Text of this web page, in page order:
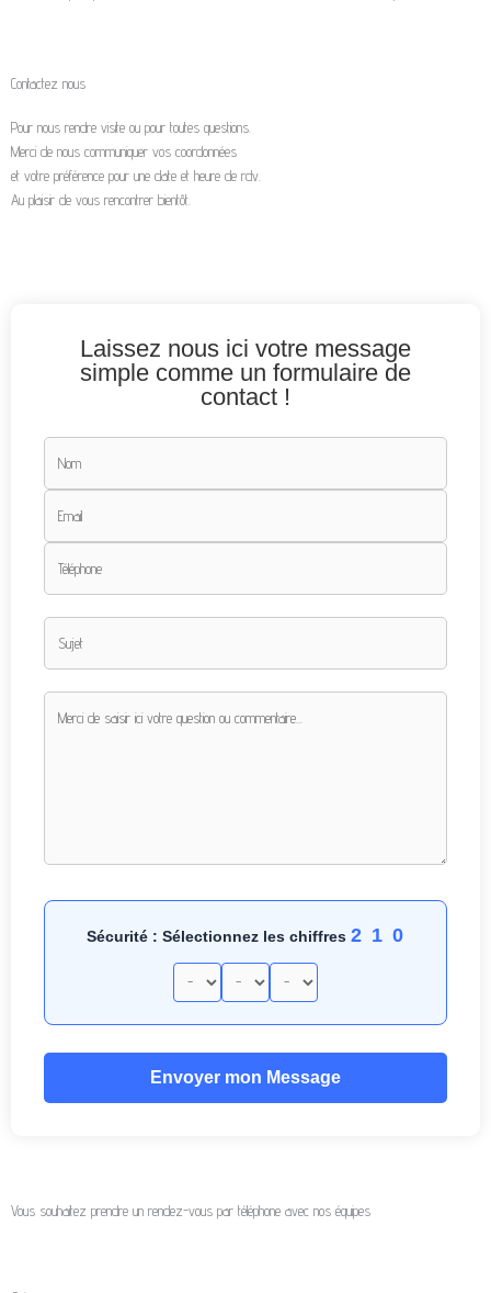
Contactez nous
Pour nous rendre visite ou pour toutes questions.
Merci de nous communiquer vos coordonnées
et votre préférence pour une date et heure de rdv.
Au plaisir de vous rencontrer bientôt.
Laissez nous ici votre message
simple comme un formulaire de
contact !
Sécurité : Sélectionnez les chiffres 2 1 0
Envoyer mon Message
Vous souhaitez prendre un rendez-vous par téléphone avec nos équipes